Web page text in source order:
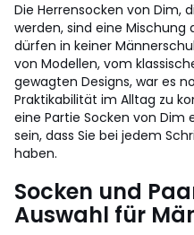
Die Herrensocken von Dim,
werden, sind eine Mischung
dürfen in keiner
von Modellen, vom
gewagten Designs, war es
Praktikabilität im Alltag zu
eine Partie Socken von Dim
sein, dass Sie bei jedem
haben.
Socken und
Auswahl für